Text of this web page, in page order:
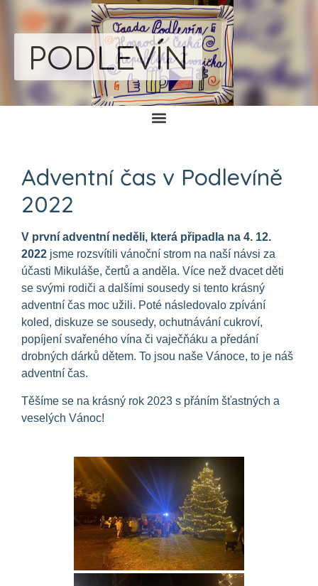
PODLEVÍN
Adventní čas v Podlevíně
2022
V první adventní neděli, která připadla na 4. 12.
2022 jsme rozsvítili vánoční strom na naší návsi za
účasti Mikuláše, čertů a anděla. Více než dvacet děti
se svými rodiči a dalšími sousedy si tento krásný
adventní čas moc užili. Poté následovalo zpívání
koled, diskuze se sousedy, ochutnávání cukroví,
popíjení svařeného vína či vaječňáku a předání
drobných dárků dětem. To jsou naše Vánoce, to je náš
adventní čas.
Těšíme se na krásný rok 2023 s přáním šťastných a
veselých Vánoc!